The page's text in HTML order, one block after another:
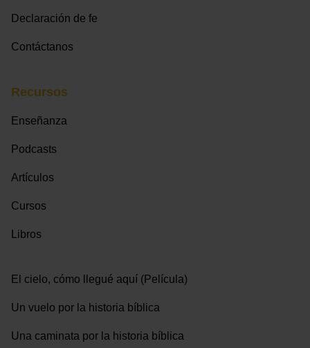
Declaración de fe
Contáctanos
Recursos
Enseñanza
Podcasts
Artículos
Cursos
Libros
El cielo, cómo llegué aquí (Película)
Un vuelo por la historia bíblica
Una caminata por la historia bíblica